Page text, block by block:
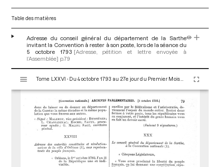
Table des matières
Adresse du conseil général du département de la Sarthe
invitant la Convention à rester à son poste, lors de la séance du
5 octobre 1793 [Adresse, pétition et lettre envoyée à
l’Assemblée] p.79
s